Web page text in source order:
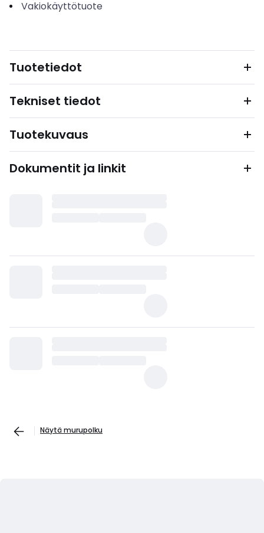
Vakiokäyttötuote
Tuotetiedot
Tekniset tiedot
Tuotekuvaus
Dokumentit ja linkit
Näytä murupolku